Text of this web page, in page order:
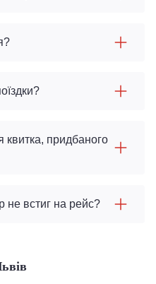
придбаного
встиг на рейс?